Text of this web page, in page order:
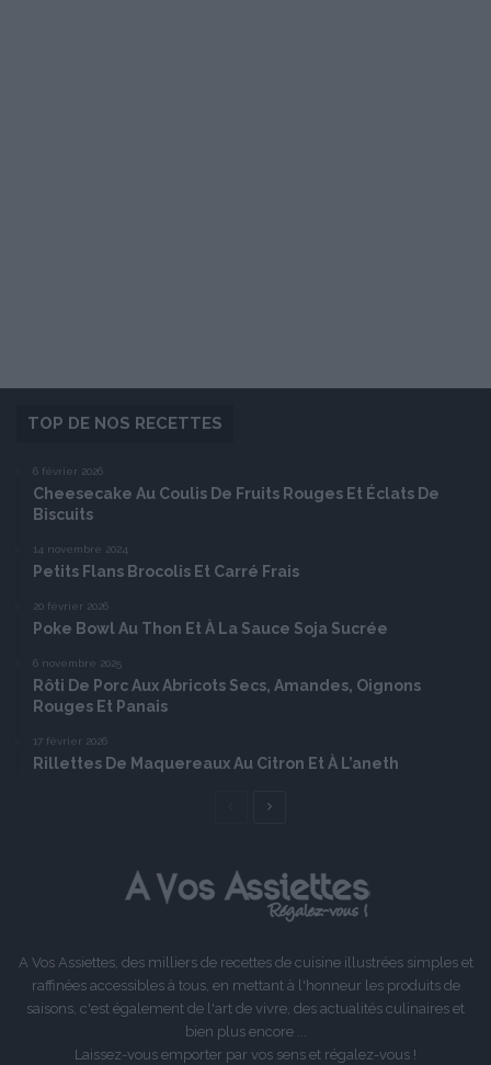
TOP DE NOS RECETTES
6 février 2026
Cheesecake Au Coulis De Fruits Rouges Et Éclats De
Biscuits
14 novembre 2024
Petits Flans Brocolis Et Carré Frais
20 février 2026
Poke Bowl Au Thon Et À La Sauce Soja Sucrée
6 novembre 2025
Rôti De Porc Aux Abricots Secs, Amandes, Oignons
Rouges Et Panais
17 février 2026
Rillettes De Maquereaux Au Citron Et À L’aneth
Page
A Vos Assiettes, des milliers de recettes de cuisine illustrées simples et
raffinées accessibles à tous, en mettant à l'honneur les produits de
saisons, c'est également de l'art de vivre, des actualités culinaires et
bien plus encore ...
Laissez-vous emporter par vos sens et régalez-vous !